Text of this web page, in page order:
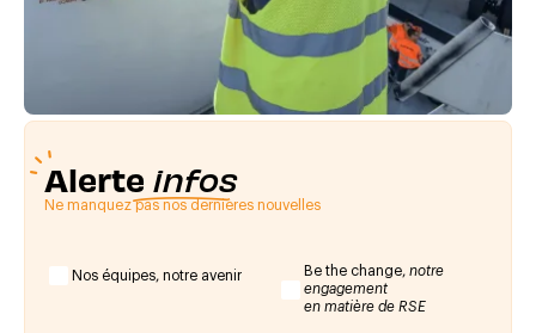
Alerte infos
Ne manquez pas nos dernières nouvelles
Nos équipes, notre avenir Be the change, notre
engagement
en matière de RSE